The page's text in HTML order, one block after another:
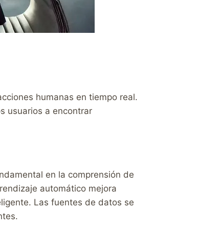
humanas en tiempo real.
usuarios a encontrar
en la comprensión de
automático mejora
Las fuentes de datos se